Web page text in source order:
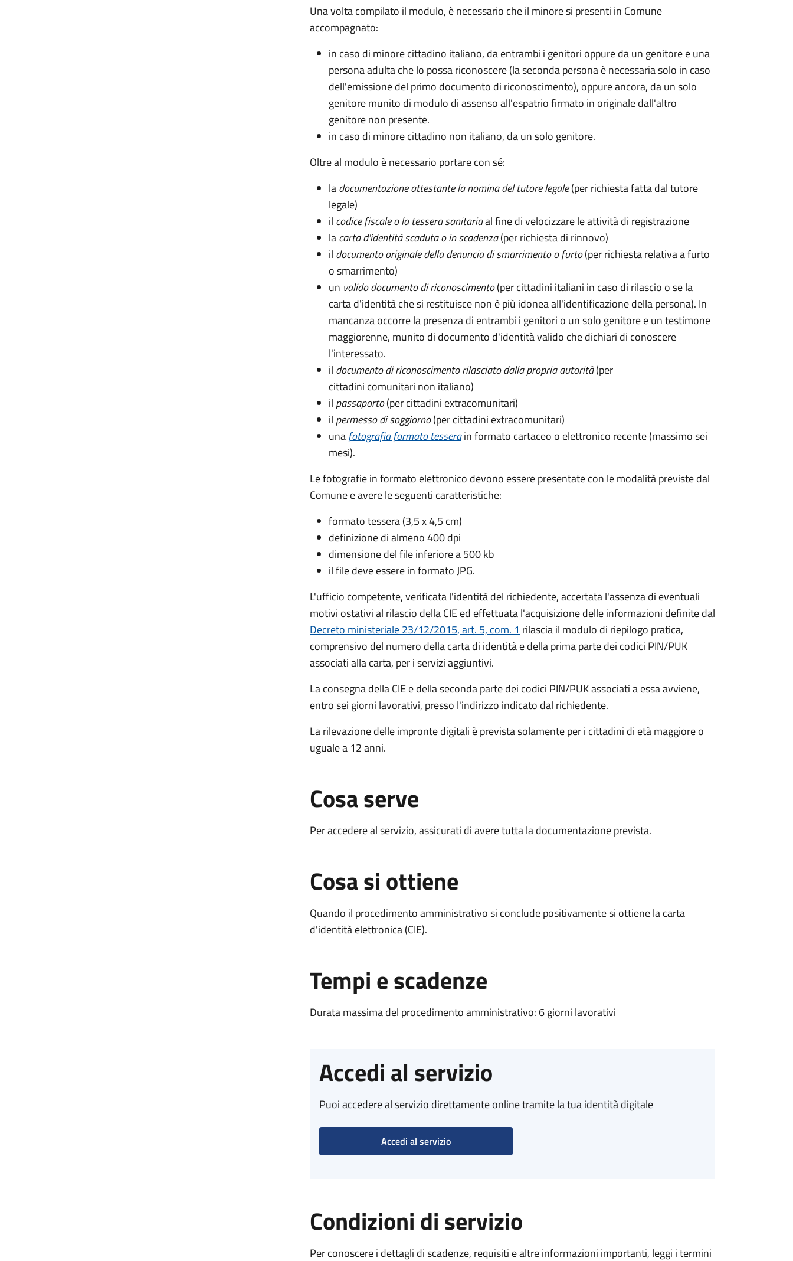
Una volta compilato il modulo, è necessario che il minore si presenti in Comune
accompagnato:
in caso di minore cittadino italiano, da entrambi i genitori oppure da un genitore e una
persona adulta che lo possa riconoscere (la seconda persona è necessaria solo in caso
dell'emissione del primo documento di riconoscimento), oppure ancora, da un solo
genitore munito di modulo di assenso all'espatrio firmato in originale dall'altro
genitore non presente.
in caso di minore cittadino non italiano, da un solo genitore.
Oltre al modulo è necessario portare con sé:
ladocumentazioneattestante la nomina del tutore legale(per richiesta fatta dal tutore
legale)
il codice fiscale o la tessera sanitariaal fine di velocizzare le attività di registrazione
lacarta d'identità scaduta o in scadenza(per richiesta di rinnovo)
il documento originale della denuncia di smarrimento o furto(per richiesta relativa a furto
o smarrimento)
un valido documento di riconoscimento(per cittadini italiani in caso di rilascio o se la
carta d'identità che si restituisce non è più idonea all'identificazione della persona). In
mancanza occorre la presenza di entrambi i genitori o un solo genitore e un testimone
maggiorenne, munito di documento d'identità valido che dichiari di conoscere
l'interessato.
il documento di riconoscimento rilasciato dalla propria autorità(per
cittadini comunitari non italiano)
il passaporto(per cittadini extracomunitari)
il permesso di soggiorno(per cittadini extracomunitari)
unafotografia formato tesserain formato cartaceo o elettronico recente (massimo sei
mesi).
Le fotografie in formato elettronico devono essere presentate con le modalità previste dal
Comune e avere le seguenti caratteristiche:
formato tessera (3,5 x 4,5 cm)
definizione di almeno 400 dpi
dimensione del file inferiore a 500 kb
il file deve essere in formato JPG.
L'ufficio competente, verificata l'identità del richiedente, accertata l'assenza di eventuali
motivi ostativi al rilascio della CIE ed effettuata l'acquisizione delle informazioni definite dal
Decreto ministeriale 23/12/2015, art. 5, com. 1 rilascia il modulo di riepilogo pratica,
comprensivo del numero della carta di identità e della prima parte dei codici PIN/PUK
associati alla carta, per i servizi aggiuntivi.
La consegna della CIE e della seconda parte dei codici PIN/PUK associati a essa avviene,
entro sei giorni lavorativi, presso l'indirizzo indicato dal richiedente.
La rilevazione delle impronte digitali è prevista solamente per i cittadini di età maggiore o
uguale a 12 anni.
Cosa serve
Per accedere al servizio, assicurati di avere tutta la documentazione prevista.
Cosa si ottiene
Quando il procedimento amministrativo si conclude positivamente si ottiene la carta
d'identità elettronica (CIE).
Tempi e scadenze
Durata massima del procedimento amministrativo: 6 giorni lavorativi
Accedi al servizio
Puoi accedere al servizio direttamente online tramite la tua identità digitale
Accedi al servizio
Condizioni di servizio
Per conoscere i dettagli di scadenze, requisiti e altre informazioni importanti, leggi i termini